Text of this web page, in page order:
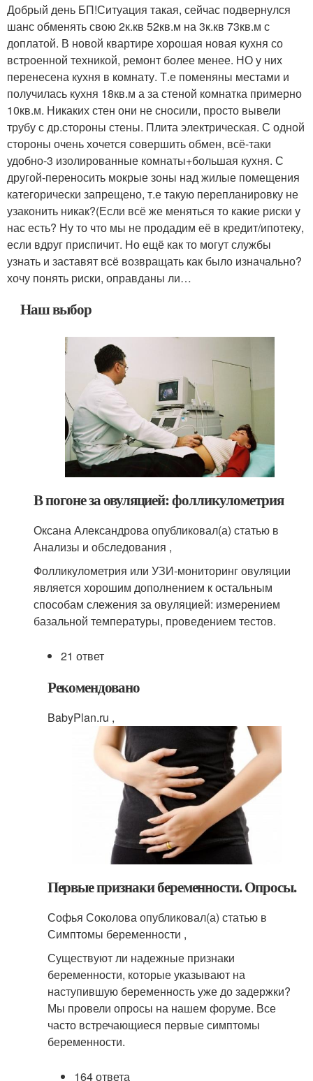
Добрый день БП!Ситуация такая, сейчас подвернулся
шанс обменять свою 2к.кв 52кв.м на 3к.кв 73кв.м с
доплатой. В новой квартире хорошая новая кухня со
встроенной техникой, ремонт более менее. НО у них
перенесена кухня в комнату. Т.е поменяны местами и
получилась кухня 18кв.м а за стеной комнатка примерно
10кв.м. Никаких стен они не сносили, просто вывели
трубу с др.стороны стены. Плита электрическая. С одной
стороны очень хочется совершить обмен, всё-таки
удобно-3 изолированные комнаты+большая кухня. С
другой-переносить мокрые зоны над жилые помещения
категорически запрещено, т.е такую перепланировку не
узаконить никак?(Если всё же меняться то какие риски у
нас есть? Ну то что мы не продадим её в кредит/ипотеку,
если вдруг приспичит. Но ещё как то могут службы
узнать и заставят всё возвращать как было изначально?
хочу понять риски, оправданы ли…
Наш выбор
В погоне за овуляцией: фолликулометрия
Оксана Александрова опубликовал(а) статью в
Анализы и обследования ,
Фолликулометрия или УЗИ-мониторинг овуляции
является хорошим дополнением к остальным
способам слежения за овуляцией: измерением
базальной температуры, проведением тестов.
21 ответ
Рекомендовано
BabyPlan.ru ,
Первые признаки беременности. Опросы.
Софья Соколова опубликовал(а) статью в
Симптомы беременности ,
Существуют ли надежные признаки
беременности, которые указывают на
наступившую беременность уже до задержки?
Мы провели опросы на нашем форуме. Все
часто встречающиеся первые симптомы
беременности.
164 ответа